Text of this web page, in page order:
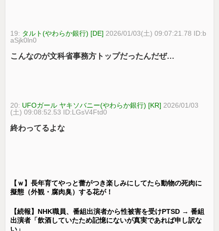
19: タルト(やわらか銀行) [DE] 2026/01/03(土) 09:07:21.78 ID:b
aSjk0ln0
こんなのが文科省事務方トップだったんだぜ…
20: UFOガール ヤキソバニー(やわらか銀行) [KR] 2026/01/03
(土) 09:08:52.53 ID:LGsV4Ftd0
終わってるよな
【ｗ】長年育てやっと蕾がつき楽しみにしてたら動物の死肉に
擬態（外観・腐肉臭）する花が！
【続報】NHK職員、番組出演者から性被害を受けPTSD → 番組
出演者「飲酒していたため記憶にないが真実であれば申し訳な
い」